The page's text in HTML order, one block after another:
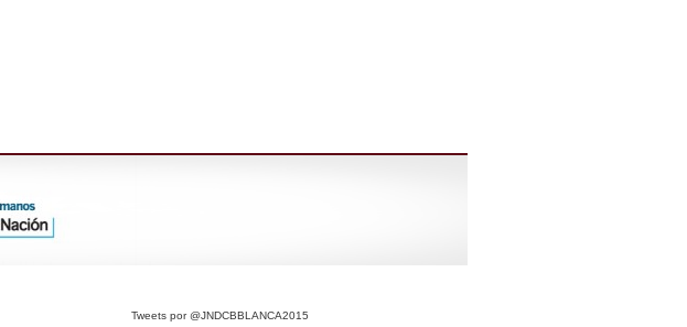
Tweets por @JNDCBBLANCA2015